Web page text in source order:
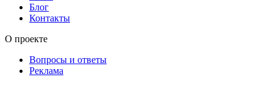
Блог
Контакты
О проекте
Вопросы и ответы
Реклама